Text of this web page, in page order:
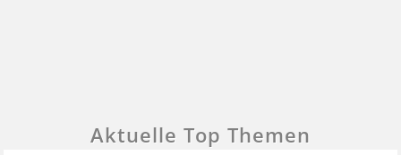
Aktuelle Top Themen